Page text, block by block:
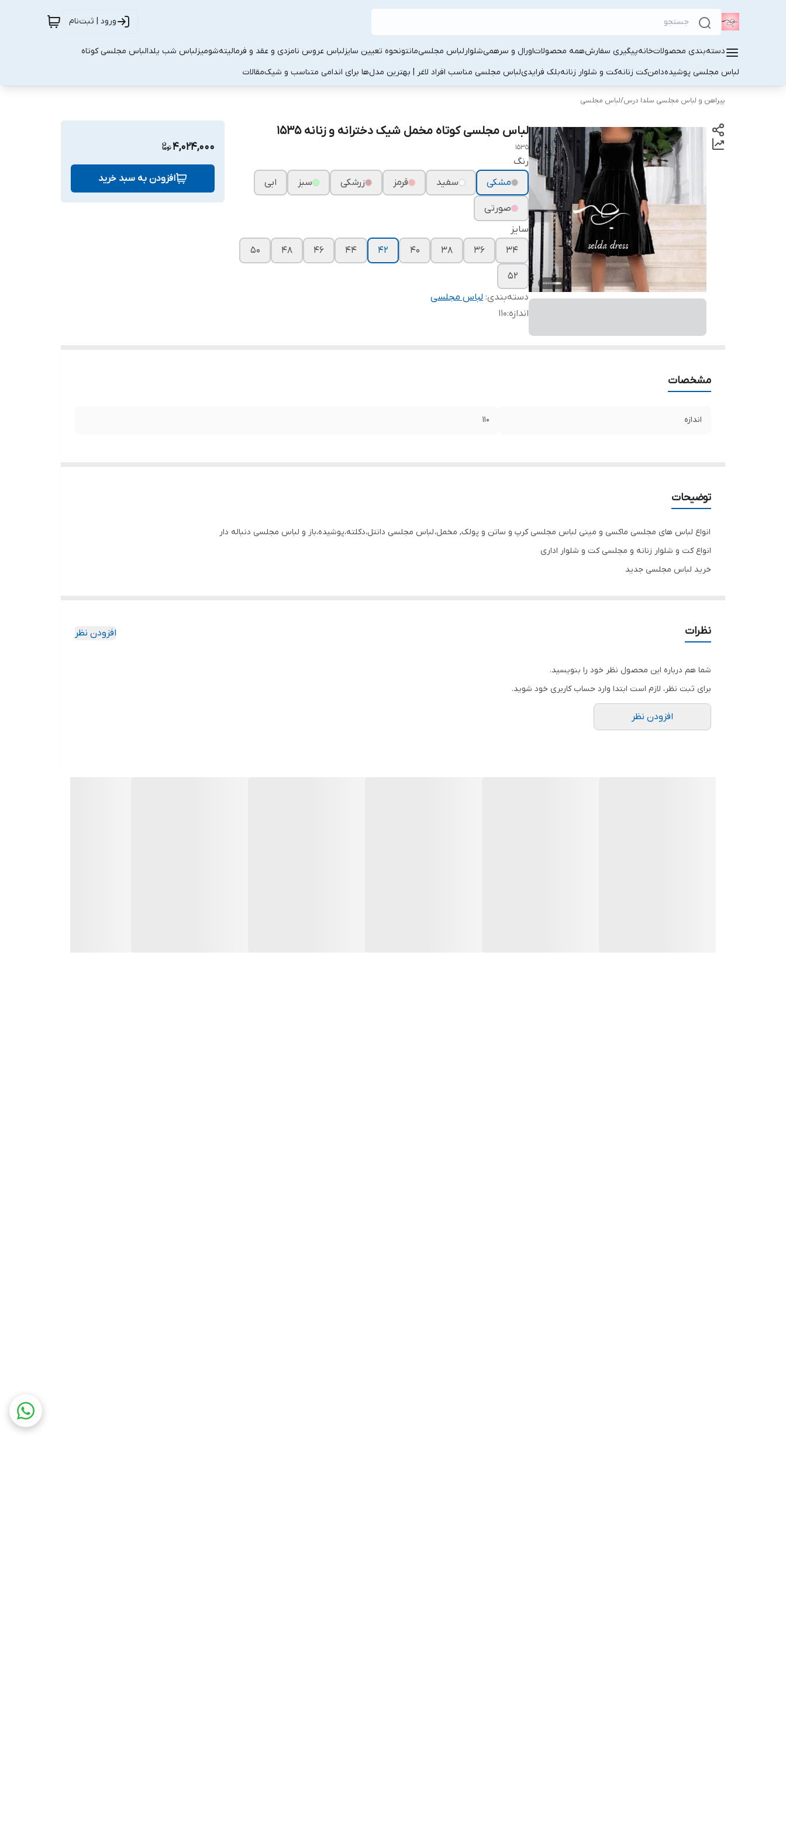
ورود | ثبت‌نام
دسته‌بندی محصولاتخانهپیگیری سفارشهمه محصولاتاورال و سرهمیشلوارلباس مجلسیمانتونحوه تعیین سایزلباس عروس نامزدی و عقد و فرمالیتهشومیزلباس شب یلدالباس مجلسی کوتاه
لباس مجلسی پوشیدهدامنکت زنانهکت و شلوار زنانهبلک فرایدیلباس مجلسی مناسب افراد لاغر | بهترین مدل‌ها برای اندامی متناسب و شیکمقالات
پیراهن و لباس مجلسی سلدا درس/لباس مجلسی
لباس مجلسی کوتاه مخمل شیک دخترانه و زنانه ۱۵۳۵
1535
رنگ
مشکی
سفید قرمز زرشکی سبز ابی
صورتی
سایز
۳۴
۳۶ ۳۸ ۴۰ ۴۲ ۴۴ ۴۶ ۴۸ ۵۰
۵۲
دسته‌بندی: لباس مجلسی
اندازه:۱۱۰
4,024,000
افزودن به سبد خرید
مشخصات
اندازه ۱۱۰
توضیحات
انواع لباس های مجلسی ماکسی و مینی لباس مجلسی کرپ و ساتن و پولک, مخمل، لباس مجلسی دانتل،دکلته،پوشیده،باز و لباس مجلسی دنباله دار
انواع کت و شلوار زنانه و مجلسی کت و شلوار اداری
خرید لباس مجلسی جدید
پف ندارد برای پف وایسادن باید زیرش ژپون بپوشید
پشت کار زیپ دارد
نظرات افزودن نظر
شما هم درباره این محصول نظر خود را بنویسید.
برای ثبت نظر، لازم است ابتدا وارد حساب کاربری خود شوید.
افزودن نظر